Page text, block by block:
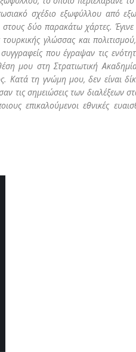
σχέδιο εξωφύλλου από
δύο παρακάτω χάρτες. Έγινε
γλώσσας και
που έγραψαν τις
μου στη Στρατιωτική
Κατά τη γνώμη μου, δεν είναι
τις σημειώσεις των διαλέξεων
επικαλούμενοι εθνικές